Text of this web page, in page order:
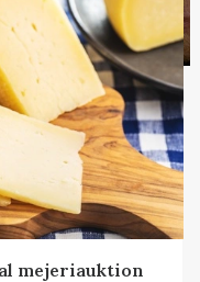
mejeriauktion